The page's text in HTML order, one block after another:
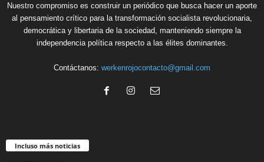
Nuestro compromiso es construir un periódico que busca hacer un aporte
al pensamiento crítico para la transformación socialista revolucionaria,
democrática y libertaria de la sociedad, manteniendo siempre la
independencia política respecto a las élites dominantes.
Contáctanos: werkenrojocontacto@gmail.com
Incluso más noticias